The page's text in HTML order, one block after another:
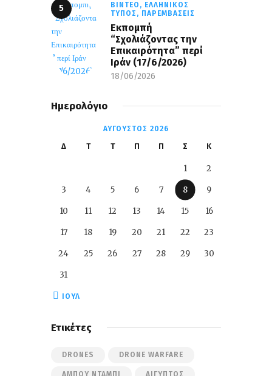
ΒΊΝΤΕΟ, ΕΛΛΗΝΙΚΌΣ
ΤΎΠΟΣ, ΠΑΡΕΜΒΆΣΕΙΣ
Εκπομπή
“Σχολιάζοντας την
Επικαιρότητα” περί
Ιράν (17/6/2026)
18/06/2026
Ημερολόγιο
ΑΎΓΟΥΣΤΟΣ 2026
Δ Τ Τ Π Π Σ Κ
1 2
3 4 5 6 7 8 9
10 11 12 13 14 15 16
17 18 19 20 21 22 23
24 25 26 27 28 29 30
31
« ΙΟΎΛ
Ετικέτες
DRONES DRONE WARFARE
ΆΜΠΟΥ ΝΤΆΜΠΙ ΑΊΓΥΠΤΟΣ